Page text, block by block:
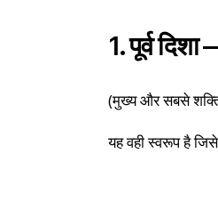
1. पूर्व
(मुख्य और सबसे
यह वही स्वरूप है